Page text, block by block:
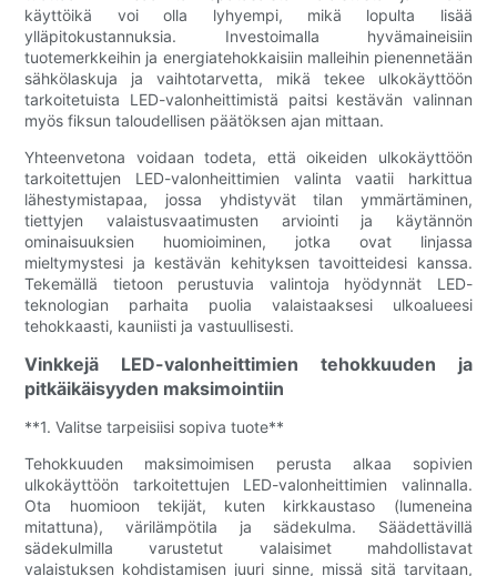
käyttöikä voi olla lyhyempi, mikä lopulta lisää
ylläpitokustannuksia. Investoimalla hyvämaineisiin
tuotemerkkeihin ja energiatehokkaisiin malleihin pienennetään
sähkölaskuja ja vaihtotarvetta, mikä tekee ulkokäyttöön
tarkoitetuista LED-valonheittimistä paitsi kestävän valinnan
myös fiksun taloudellisen päätöksen ajan mittaan.
Yhteenvetona voidaan todeta, että oikeiden ulkokäyttöön
tarkoitettujen LED-valonheittimien valinta vaatii harkittua
lähestymistapaa, jossa yhdistyvät tilan ymmärtäminen,
tiettyjen valaistusvaatimusten arviointi ja käytännön
ominaisuuksien huomioiminen, jotka ovat linjassa
mieltymystesi ja kestävän kehityksen tavoitteidesi kanssa.
Tekemällä tietoon perustuvia valintoja hyödynnät LED-
teknologian parhaita puolia valaistaaksesi ulkoalueesi
tehokkaasti, kauniisti ja vastuullisesti.
Vinkkejä LED-valonheittimien tehokkuuden ja
pitkäikäisyyden maksimointiin
**1. Valitse tarpeisiisi sopiva tuote**
Tehokkuuden maksimoimisen perusta alkaa sopivien
ulkokäyttöön tarkoitettujen LED-valonheittimien valinnalla.
Ota huomioon tekijät, kuten kirkkaustaso (lumeneina
mitattuna), värilämpötila ja sädekulma. Säädettävillä
sädekulmilla varustetut valaisimet mahdollistavat
valaistuksen kohdistamisen juuri sinne, missä sitä tarvitaan,